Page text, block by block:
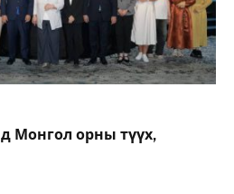
Монгол орны түүх,